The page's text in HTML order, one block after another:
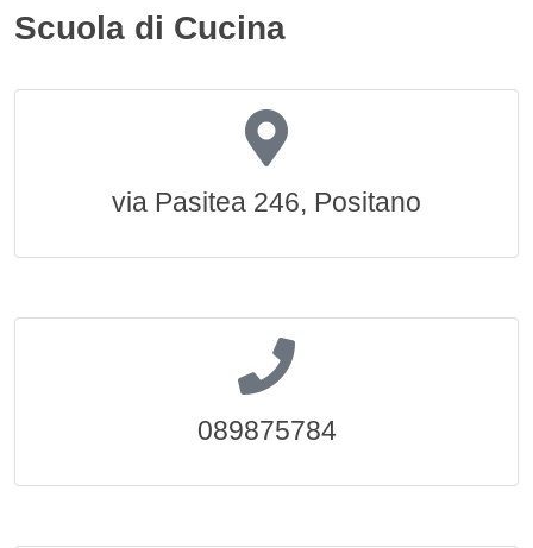
Scuola di Cucina
via Pasitea 246, Positano
089875784